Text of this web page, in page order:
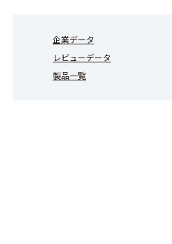
企業データ
レビューデータ
製品一覧